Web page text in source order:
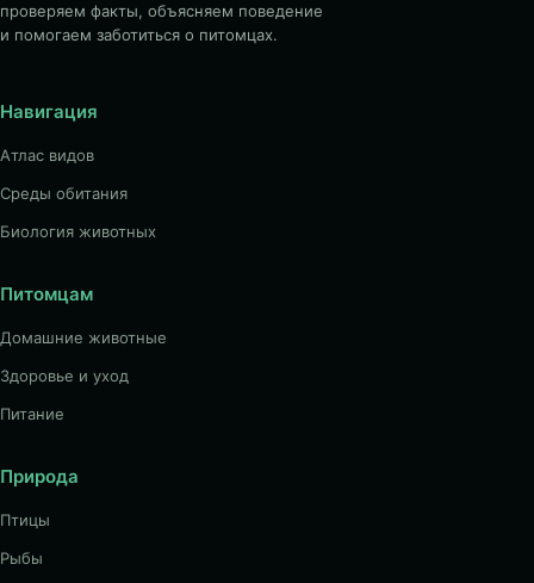
проверяем факты, объясняем поведение
и помогаем заботиться о питомцах.
Навигация
Атлас видов
Среды обитания
Биология животных
Питомцам
Домашние животные
Здоровье и уход
Питание
Природа
Птицы
Рыбы